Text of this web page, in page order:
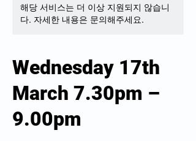
해당 서비스는 더 이상 지원되지 않습니
다. 자세한 내용은 문의해주세요.
Wednesday 17th
March 7.30pm –
9.00pm